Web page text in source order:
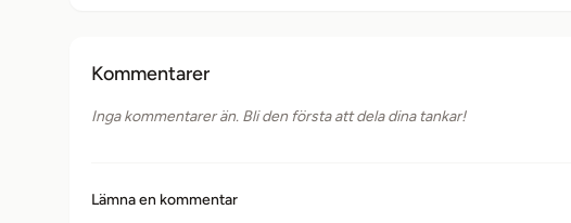
Kommentarer
Inga kommentarer än. Bli den första att dela dina tankar!
Lämna en kommentar